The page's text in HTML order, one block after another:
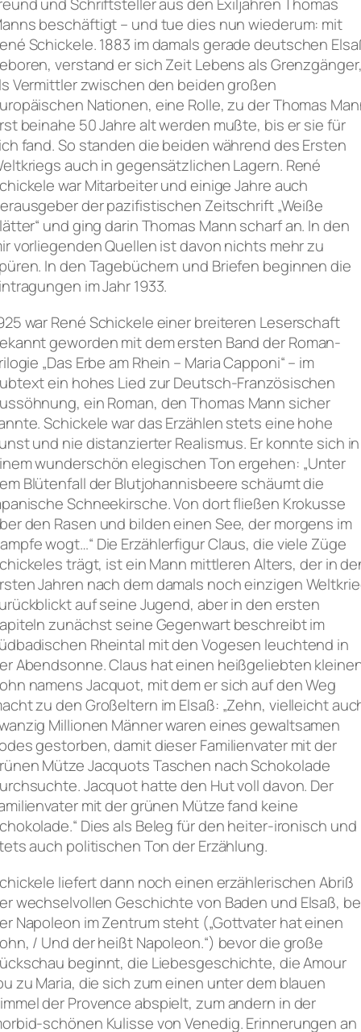
beschäftigt – und tue dies nun wiederum: mit
Schickele. 1883 im damals gerade deutschen
verstand er sich Zeit Lebens als
Vermittler zwischen den beiden großen
Nationen, eine Rolle, zu der Thomas
beinahe 50 Jahre alt werden mußte, bis er sie für
fand. So standen die beiden während des Ersten
auch in gegensätzlichen Lagern. René
war Mitarbeiter und einige Jahre auch
der pazifistischen Zeitschrift „Weiße
und ging darin Thomas Mann scharf an. In den
vorliegenden Quellen ist davon nichts mehr zu
In den Tagebüchern und Briefen beginnen die
im Jahr 1933.
war René Schickele einer breiteren Leserschaft
geworden mit dem ersten Band der Roman-
„Das Erbe am Rhein – Maria Capponi“ – im
ein hohes Lied zur Deutsch-Französischen
ein Roman, den Thomas Mann sicher
Schickele war das Erzählen stets eine hohe
und nie distanzierter Realismus. Er konnte sich in
wunderschön elegischen Ton ergehen: „Unter
Blütenfall der Blutjohannisbeere schäumt die
Schneekirsche. Von dort fließen Krokusse
den Rasen und bilden einen See, der morgens im
wogt…“ Die Erzählerfigur Claus, die viele Züge
trägt, ist ein Mann mittleren Alters, der in
Jahren nach dem damals noch einzigen
auf seine Jugend, aber in den ersten
zunächst seine Gegenwart beschreibt im
Rheintal mit den Vogesen leuchtend in
Abendsonne. Claus hat einen heißgeliebten
namens Jacquot, mit dem er sich auf den Weg
zu den Großeltern im Elsaß: „Zehn, vielleicht
Millionen Männer waren eines gewaltsamen
gestorben, damit dieser Familienvater mit der
Mütze Jacquots Taschen nach Schokolade
Jacquot hatte den Hut voll davon. Der
mit der grünen Mütze fand keine
Dies als Beleg für den heiter-ironisch und
auch politischen Ton der Erzählung.
liefert dann noch einen erzählerischen Abriß
wechselvollen Geschichte von Baden und Elsaß,
Napoleon im Zentrum steht („Gottvater hat einen
/ Und der heißt Napoleon.“) bevor die große
beginnt, die Liebesgeschichte, die Amour
zu Maria, die sich zum einen unter dem blauen
der Provence abspielt, zum andern in der
schönen Kulisse von Venedig. Erinnerungen an